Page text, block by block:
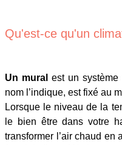
Qu'est-ce qu'un
Un mural est un système
nom l’indique, est fixé au
Lorsque le niveau de la
le bien être dans votre
transformer l’air chaud en